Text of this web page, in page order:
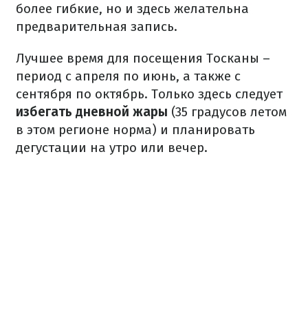
более гибкие, но и здесь желательна
предварительная запись.
Лучшее время для посещения Тосканы –
период с апреля по июнь, а также с
сентября по октябрь. Только здесь следует
избегать дневной жары (35 градусов летом
в этом регионе норма) и планировать
дегустации на утро или вечер.